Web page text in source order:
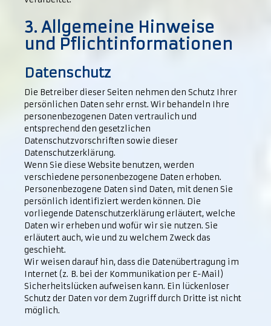
3. Allgemeine Hinweise
und Pflicht­informationen
Datenschutz
Die Betreiber dieser Seiten nehmen den Schutz Ihrer
persönlichen Daten sehr ernst. Wir behandeln Ihre
personenbezogenen Daten vertraulich und
entsprechend den gesetzlichen
Datenschutzvorschriften sowie dieser
Datenschutzerklärung.
Wenn Sie diese Website benutzen, werden
verschiedene personenbezogene Daten erhoben.
Personenbezogene Daten sind Daten, mit denen Sie
persönlich identifiziert werden können. Die
vorliegende Datenschutzerklärung erläutert, welche
Daten wir erheben und wofür wir sie nutzen. Sie
erläutert auch, wie und zu welchem Zweck das
geschieht.
Wir weisen darauf hin, dass die Datenübertragung im
Internet (z. B. bei der Kommunikation per E-Mail)
Sicherheitslücken aufweisen kann. Ein lückenloser
Schutz der Daten vor dem Zugriff durch Dritte ist nicht
möglich.